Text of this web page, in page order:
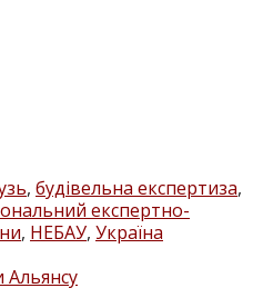
, будівельна експертиза,
експертно-
, НЕБАУ, Україна
Альянсу